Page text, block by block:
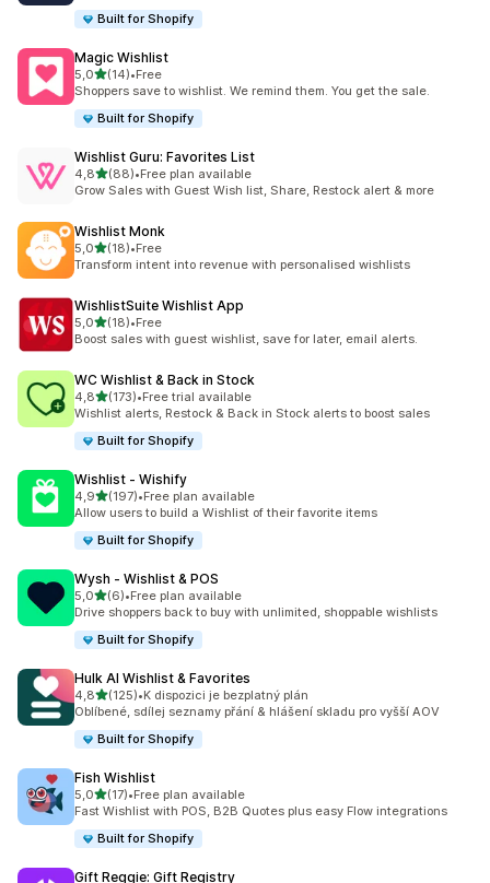
Built for Shopify
Magic Wishlist
5,0z 5 hvězd
(14)
Celkový počet recenzí: 14
•Free
Shoppers save to wishlist. We remind them. You get the sale.
Built for Shopify
Wishlist Guru: Favorites List
4,8z 5 hvězd
(88)
Celkový počet recenzí: 88
•Free plan available
Grow Sales with Guest Wish list, Share, Restock alert & more
Wishlist Monk
5,0z 5 hvězd
(18)
Celkový počet recenzí: 18
•Free
Transform intent into revenue with personalised wishlists
WishlistSuite Wishlist App
5,0z 5 hvězd
(18)
Celkový počet recenzí: 18
•Free
Boost sales with guest wishlist, save for later, email alerts.
WC Wishlist & Back in Stock
4,8z 5 hvězd
(173)
Celkový počet recenzí: 173
•Free trial available
Wishlist alerts, Restock & Back in Stock alerts to boost sales
Built for Shopify
Wishlist ‑ Wishify
4,9z 5 hvězd
(197)
Celkový počet recenzí: 197
•Free plan available
Allow users to build a Wishlist of their favorite items
Built for Shopify
Wysh ‑ Wishlist & POS
5,0z 5 hvězd
(6)
Celkový počet recenzí: 6
•Free plan available
Drive shoppers back to buy with unlimited, shoppable wishlists
Built for Shopify
Hulk AI Wishlist & Favorites
4,8z 5 hvězd
(125)
Celkový počet recenzí: 125
•K dispozici je bezplatný plán
Oblíbené, sdílej seznamy přání & hlášení skladu pro vyšší AOV
Built for Shopify
Fish Wishlist
5,0z 5 hvězd
(17)
Celkový počet recenzí: 17
•Free plan available
Fast Wishlist with POS, B2B Quotes plus easy Flow integrations
Built for Shopify
Gift Reggie: Gift Registry